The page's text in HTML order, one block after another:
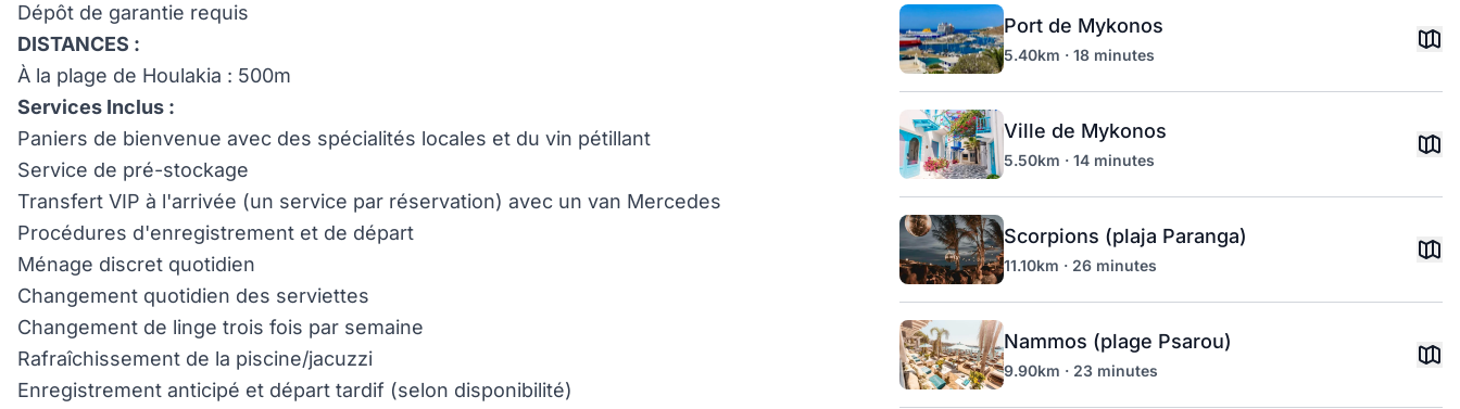
Dépôt de garantie requis
DISTANCES :
À la plage de Houlakia : 500m
Services Inclus :
Paniers de bienvenue avec des spécialités locales et du vin pétillant
Service de pré-stockage
Transfert VIP à l'arrivée (un service par réservation) avec un van Mercedes
Procédures d'enregistrement et de départ
Ménage discret quotidien
Changement quotidien des serviettes
Changement de linge trois fois par semaine
Rafraîchissement de la piscine/jacuzzi
Enregistrement anticipé et départ tardif (selon disponibilité)
Port de Mykonos
5.40km · 18 minutes
Ville de Mykonos
5.50km · 14 minutes
Scorpions (plaja Paranga)
11.10km · 26 minutes
Nammos (plage Psarou)
9.90km · 23 minutes